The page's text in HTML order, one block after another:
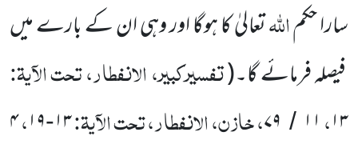
سارا حکماللّٰہتعالیٰ کا ہوگا اور وہی ان کے بارے میں
فیصلہ فرمائے گا۔(تفسیرکبیر، الانفطار، تحت الآیۃ:
۱۳،۱۱ / ۷۹، خازن، الانفطار، تحت الآیۃ:۱۳-۱۹،۴